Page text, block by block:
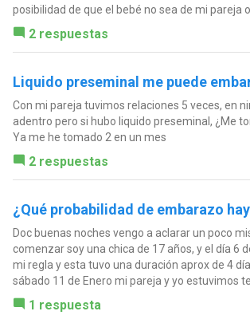
posibilidad de que el bebé no sea de mi pareja o
2 respuestas
Liquido preseminal me puede
Con mi pareja tuvimos relaciones 5 veces, en
adentro pero si hubo liquido preseminal, ¿Me
Ya me he tomado 2 en un mes
2 respuestas
¿Qué probabilidad de embarazo
Doc buenas noches vengo a aclarar un poco
comenzar soy una chica de 17 años, y el día 6
mi regla y esta tuvo una duración aprox de 4
sábado 11 de Enero mi pareja y yo estuvimos
1 respuesta